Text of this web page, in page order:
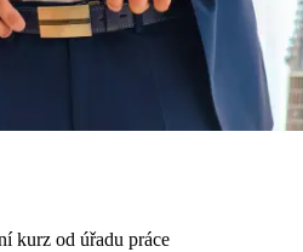
kurz od úřadu práce